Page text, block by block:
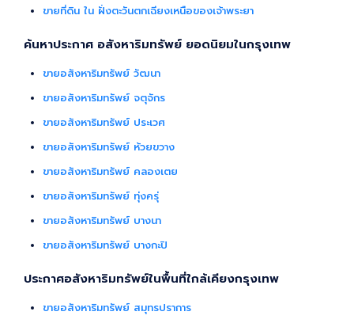
ขายที่ดิน ใน ฝั่งตะวันตกเฉียงเหนือของเจ้าพระยา
ค้นหาประกาศ อสังหาริมทรัพย์ ยอดนิยมในกรุงเทพ
ขายอสังหาริมทรัพย์ วัฒนา
ขายอสังหาริมทรัพย์ จตุจักร
ขายอสังหาริมทรัพย์ ประเวศ
ขายอสังหาริมทรัพย์ ห้วยขวาง
ขายอสังหาริมทรัพย์ คลองเตย
ขายอสังหาริมทรัพย์ ทุ่งครุ่
ขายอสังหาริมทรัพย์ บางนา
ขายอสังหาริมทรัพย์ บางกะปิ
ประกาศอสังหาริมทรัพย์ในพื้นที่ใกล้เคียงกรุงเทพ
ขายอสังหาริมทรัพย์ สมุทรปราการ